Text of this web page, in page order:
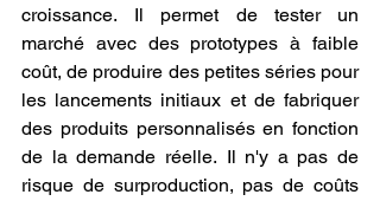
croissance. Il permet de tester un
marché avec des prototypes à faible
coût, de produire des petites séries pour
les lancements initiaux et de fabriquer
des produits personnalisés en fonction
de la demande réelle. Il n'y a pas de
risque de surproduction, pas de coûts